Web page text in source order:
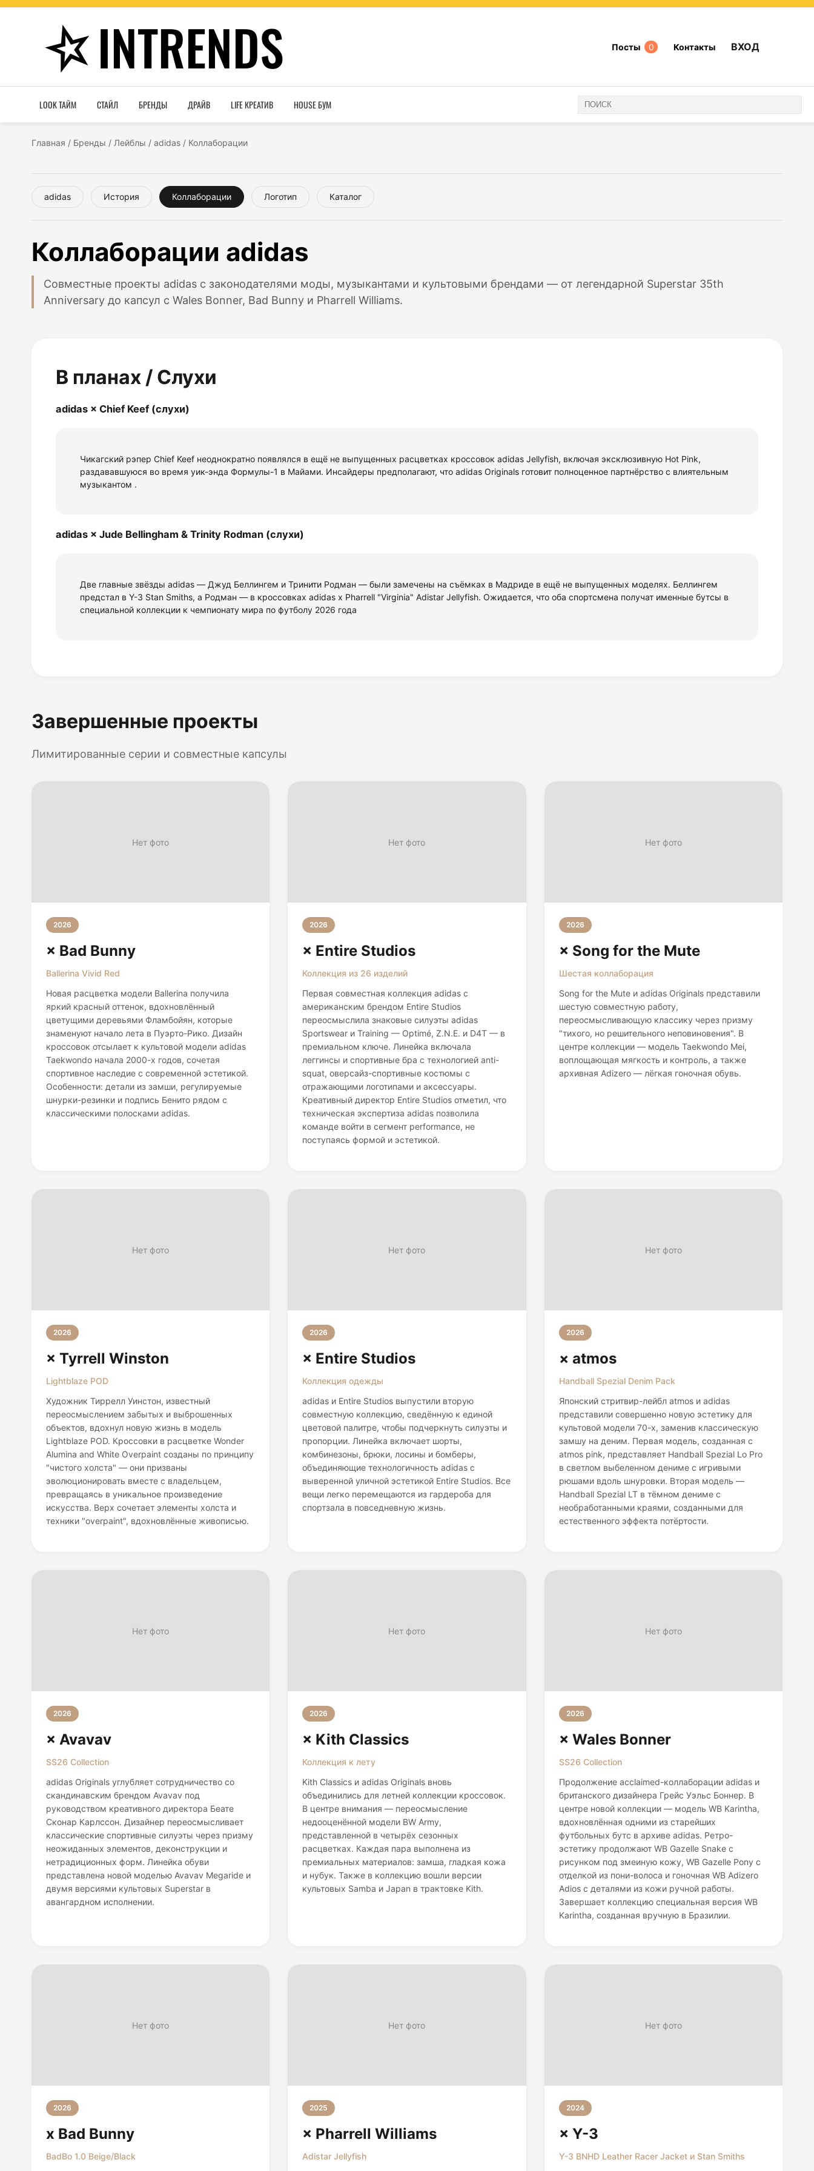
INTRENDS Посты 0 Контакты ВХОД
LOOK ТАЙМ СТАЙЛ БРЕНДЫ ДРАЙВ LIFE КРЕАТИВ HOUSE БУМ
Главная / Бренды / Лейблы / adidas / Коллаборации
adidas История Коллаборации Логотип Каталог
Коллаборации adidas
Совместные проекты adidas с законодателями моды, музыкантами и культовыми брендами — от легендарной Superstar 35th
Anniversary до капсул с Wales Bonner, Bad Bunny и Pharrell Williams.
В планах / Слухи
adidas × Chief Keef (слухи)
Чикагский рэпер Chief Keef неоднократно появлялся в ещё не выпущенных расцветках кроссовок adidas Jellyfish, включая эксклюзивную Hot Pink,
раздававшуюся во время уик-энда Формулы-1 в Майами. Инсайдеры предполагают, что adidas Originals готовит полноценное партнёрство с влиятельным
музыкантом .
adidas × Jude Bellingham & Trinity Rodman (слухи)
Две главные звёзды adidas — Джуд Беллингем и Тринити Родман — были замечены на съёмках в Мадриде в ещё не выпущенных моделях. Беллингем
предстал в Y-3 Stan Smiths, а Родман — в кроссовках adidas x Pharrell "Virginia" Adistar Jellyfish. Ожидается, что оба спортсмена получат именные бутсы в
специальной коллекции к чемпионату мира по футболу 2026 года
Завершенные проекты
Лимитированные серии и совместные капсулы
Нет фото
2026
× Bad Bunny
Ballerina Vivid Red
Новая расцветка модели Ballerina получила
яркий красный оттенок, вдохновлённый
цветущими деревьями Фламбойян, которые
знаменуют начало лета в Пуэрто-Рико. Дизайн
кроссовок отсылает к культовой модели adidas
Taekwondo начала 2000-х годов, сочетая
спортивное наследие с современной эстетикой.
Особенности: детали из замши, регулируемые
шнурки-резинки и подпись Бенито рядом с
классическими полосками adidas.
Нет фото
2026
× Entire Studios
Коллекция из 26 изделий
Первая совместная коллекция adidas с
американским брендом Entire Studios
переосмыслила знаковые силуэты adidas
Sportswear и Training — Optimé, Z.N.E. и D4T — в
премиальном ключе. Линейка включала
леггинсы и спортивные бра с технологией anti-
squat, оверсайз-спортивные костюмы с
отражающими логотипами и аксессуары.
Креативный директор Entire Studios отметил, что
техническая экспертиза adidas позволила
команде войти в сегмент performance, не
поступаясь формой и эстетикой.
Нет фото
2026
× Song for the Mute
Шестая коллаборация
Song for the Mute и adidas Originals представили
шестую совместную работу,
переосмысливающую классику через призму
"тихого, но решительного неповиновения". В
центре коллекции — модель Taekwondo Mei,
воплощающая мягкость и контроль, а также
архивная Adizero — лёгкая гоночная обувь.
Нет фото
2026
× Tyrrell Winston
Lightblaze POD
Художник Тиррелл Уинстон, известный
переосмыслением забытых и выброшенных
объектов, вдохнул новую жизнь в модель
Lightblaze POD. Кроссовки в расцветке Wonder
Alumina and White Overpaint созданы по принципу
"чистого холста" — они призваны
эволюционировать вместе с владельцем,
превращаясь в уникальное произведение
искусства. Верх сочетает элементы холста и
техники "overpaint", вдохновлённые живописью.
Нет фото
2026
× Entire Studios
Коллекция одежды
adidas и Entire Studios выпустили вторую
совместную коллекцию, сведённую к единой
цветовой палитре, чтобы подчеркнуть силуэты и
пропорции. Линейка включает шорты,
комбинезоны, брюки, лосины и бомберы,
объединяющие технологичность adidas с
выверенной уличной эстетикой Entire Studios. Все
вещи легко перемещаются из гардероба для
спортзала в повседневную жизнь.
Нет фото
2026
× atmos
Handball Spezial Denim Pack
Японский стритвир-лейбл atmos и adidas
представили совершенно новую эстетику для
культовой модели 70-х, заменив классическую
замшу на деним. Первая модель, созданная с
atmos pink, представляет Handball Spezial Lo Pro
в светлом выбеленном дениме с игривыми
рюшами вдоль шнуровки. Вторая модель —
Handball Spezial LT в тёмном дениме с
необработанными краями, созданными для
естественного эффекта потёртости.
Нет фото
2026
× Avavav
SS26 Collection
adidas Originals углубляет сотрудничество со
скандинавским брендом Avavav под
руководством креативного директора Беате
Сконар Карлссон. Дизайнер переосмысливает
классические спортивные силуэты через призму
неожиданных элементов, деконструкции и
нетрадиционных форм. Линейка обуви
представлена новой моделью Avavav Megaride и
двумя версиями культовых Superstar в
авангардном исполнении.
Нет фото
2026
× Kith Classics
Коллекция к лету
Kith Classics и adidas Originals вновь
объединились для летней коллекции кроссовок.
В центре внимания — переосмысление
недооценённой модели BW Army,
представленной в четырёх сезонных
расцветках. Каждая пара выполнена из
премиальных материалов: замша, гладкая кожа
и нубук. Также в коллекцию вошли версии
культовых Samba и Japan в трактовке Kith.
Нет фото
2026
× Wales Bonner
SS26 Collection
Продолжение acclaimed-коллаборации adidas и
британского дизайнера Грейс Уэльс Боннер. В
центре новой коллекции — модель WB Karintha,
вдохновлённая одними из старейших
футбольных бутс в архиве adidas. Ретро-
эстетику продолжают WB Gazelle Snake с
рисунком под змеиную кожу, WB Gazelle Pony с
отделкой из пони-волоса и гоночная WB Adizero
Adios с деталями из кожи ручной работы.
Завершает коллекцию специальная версия WB
Karintha, созданная вручную в Бразилии.
Нет фото
2026
x Bad Bunny
BadBo 1.0 Beige/Black
Нет фото
2025
× Pharrell Williams
Adistar Jellyfish
Нет фото
2024
× Y-3
Y-3 BNHD Leather Racer Jacket и Stan Smiths